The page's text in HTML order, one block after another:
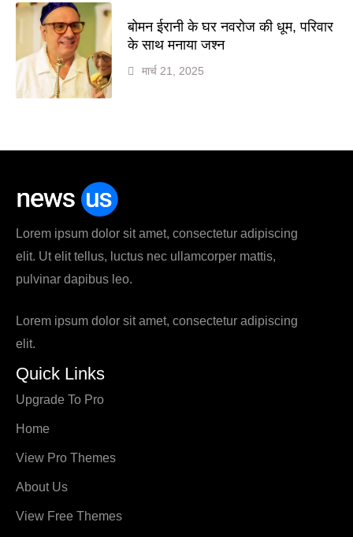
बोमन ईरानी के घर नवरोज की धूम, परिवार
के साथ मनाया जश्न
मार्च 21, 2025
Lorem ipsum dolor sit amet, consectetur adipiscing
elit. Ut elit tellus, luctus nec ullamcorper mattis,
pulvinar dapibus leo.
Lorem ipsum dolor sit amet, consectetur adipiscing
elit.
Quick Links
Upgrade To Pro
Home
View Pro Themes
About Us
View Free Themes